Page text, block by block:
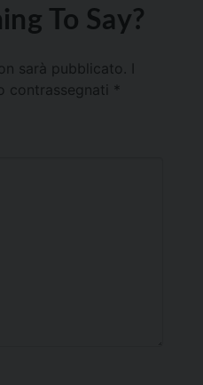
To Say?
sarà pubblicato.
contrassegnati *